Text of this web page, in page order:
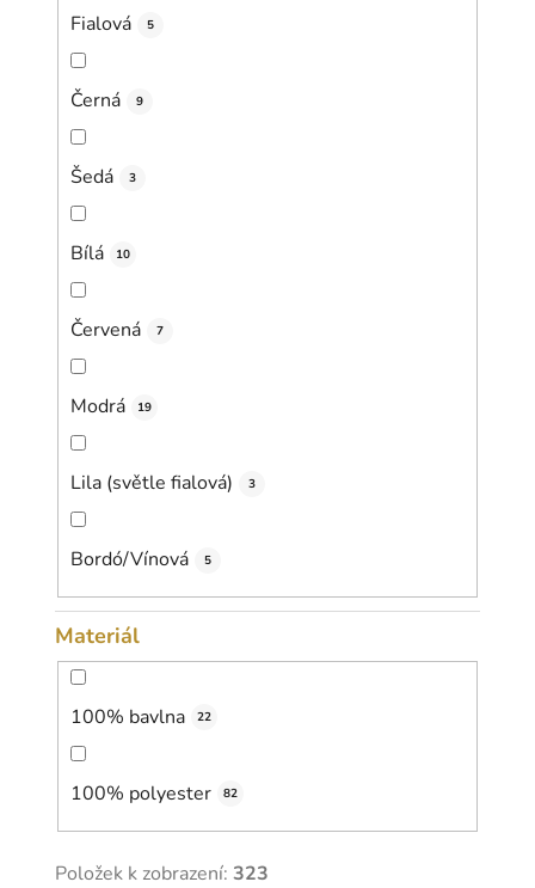
Fialová 5
Černá 9
Šedá 3
Bílá 10
Červená 7
Modrá 19
Lila (světle fialová) 3
Bordó/Vínová 5
Materiál
100% bavlna 22
100% polyester 82
Položek k zobrazení: 323